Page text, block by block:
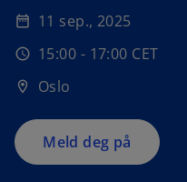
date_range 11 sep., 2025
schedule 15:00 - 17:00 CET
location_on Oslo
Meld deg på
e
n
n
a
n